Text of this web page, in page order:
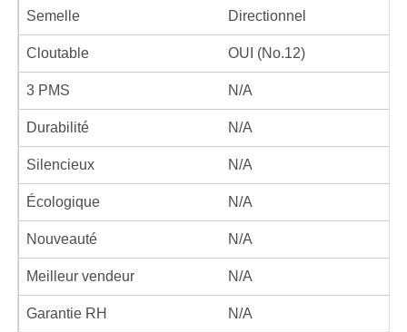
Semelle Directionnel
Cloutable OUI (No.12)
3 PMS N/A
Durabilité N/A
Silencieux N/A
Écologique N/A
Nouveauté N/A
Meilleur vendeur N/A
Garantie RH N/A